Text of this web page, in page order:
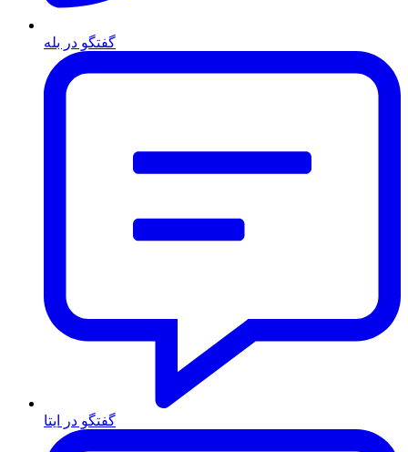
گفتگو در بله
گفتگو در ایتا